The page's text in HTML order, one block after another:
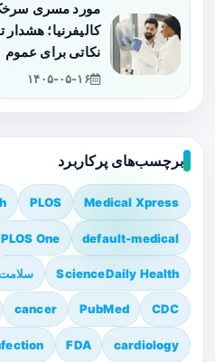
مورد مسری
کالیفرنیا؛
نکاتی برای عموم
۱۴۰۵-۰۵-۱۶
برچسب‌های پرکاربرد
Medical Xpress
PLOS
default-medical
PLOS One
ScienceDaily Health
CDC
PubMed
cancer
cardiology
FDA